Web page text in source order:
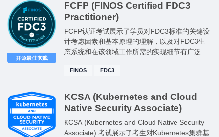
开源最佳实践
FCFP (FINOS Certified FDC3
Practitioner)
FCFP认证考试展示了学员对FDC3标准的关键设
计考虑因素和基本原理的理解，以及对FDC3生
态系统和在该领域工作所需的实现细节有广泛的
FINOS FDC3
KCSA (Kubernetes and Cloud
Native Security Associate)
KCSA (Kubernetes and Cloud Native Security
Associate) 考试展示了考生对Kubernetes集群基